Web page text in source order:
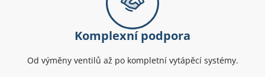
Komplexní podpora
Od výměny ventilů až po kompletní vytápěcí systémy.